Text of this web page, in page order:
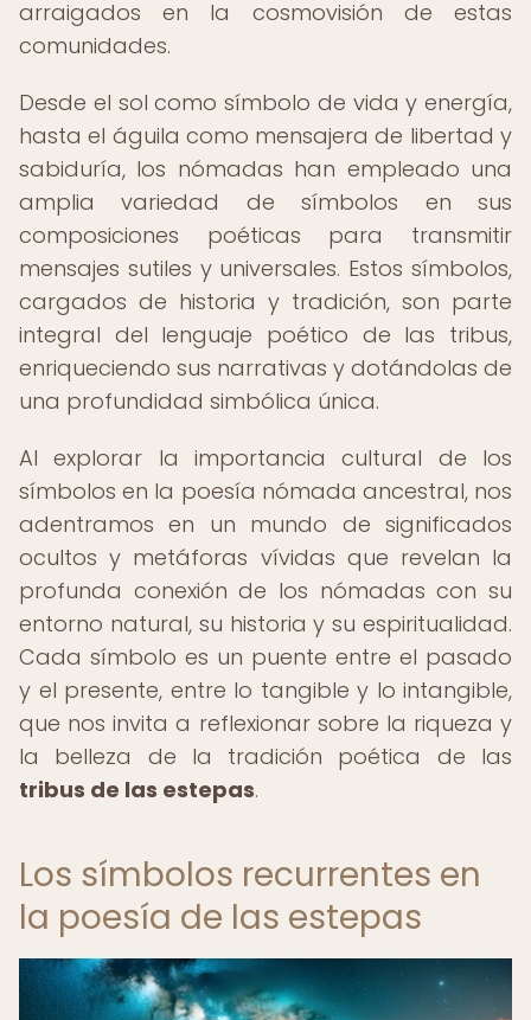
arraigados en la cosmovisión de estas
comunidades.
Desde el sol como símbolo de vida y energía,
hasta el águila como mensajera de libertad y
sabiduría, los nómadas han empleado una
amplia variedad de símbolos en sus
composiciones poéticas para transmitir
mensajes sutiles y universales. Estos símbolos,
cargados de historia y tradición, son parte
integral del lenguaje poético de las tribus,
enriqueciendo sus narrativas y dotándolas de
una profundidad simbólica única.
Al explorar la importancia cultural de los
símbolos en la poesía nómada ancestral, nos
adentramos en un mundo de significados
ocultos y metáforas vívidas que revelan la
profunda conexión de los nómadas con su
entorno natural, su historia y su espiritualidad.
Cada símbolo es un puente entre el pasado
y el presente, entre lo tangible y lo intangible,
que nos invita a reflexionar sobre la riqueza y
la belleza de la tradición poética de las
tribus de las estepas.
Los símbolos recurrentes en
la poesía de las estepas